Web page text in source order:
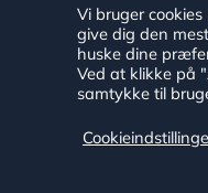
KONTAKT
Se alle vores
Telefon:+45 24 89 79 29
E-mail:
Find os på Instagram
Vi bruger
give dig den
huske dine
Ved at klikke på
samtykke til